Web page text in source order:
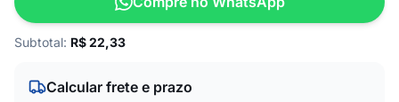
Subtotal: R$22,33
Calcular frete e prazo